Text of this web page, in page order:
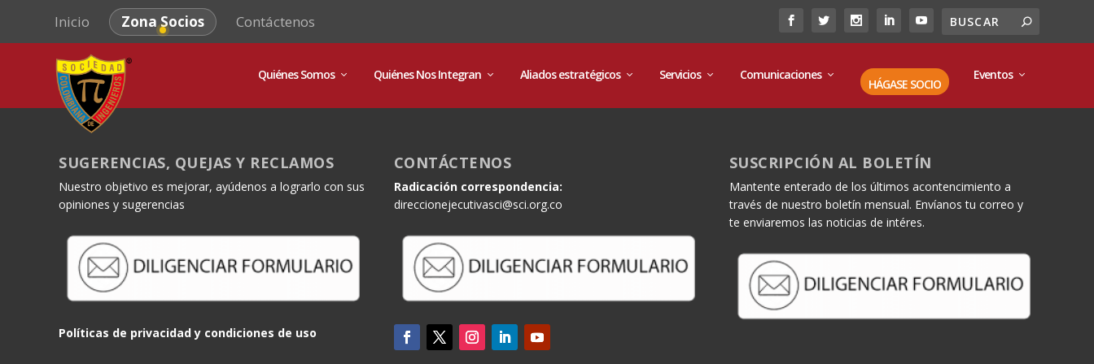
Inicio Zona Socios Contáctenos
Quiénes Somos Quiénes Nos Integran Aliados estratégicos Servicios Comunicaciones
HÁGASE SOCIO
Eventos
SUGERENCIAS, QUEJAS Y RECLAMOS
Nuestro objetivo es mejorar, ayúdenos a lograrlo con sus
opiniones y sugerencias
Políticas de privacidad y condiciones de uso
CONTÁCTENOS
Radicación correspondencia:
direccionejecutivasci@sci.org.co
SUSCRIPCIÓN AL BOLETÍN
Mantente enterado de los últimos acontencimiento a
través de nuestro boletín mensual. Envíanos tu correo y
te enviaremos las noticias de intéres.